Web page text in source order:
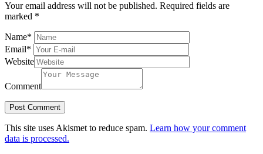
Your email address will not be published. Required fields are
marked *
Name*
Email*
Website
Comment
This site uses Akismet to reduce spam. Learn how your comment
data is processed.